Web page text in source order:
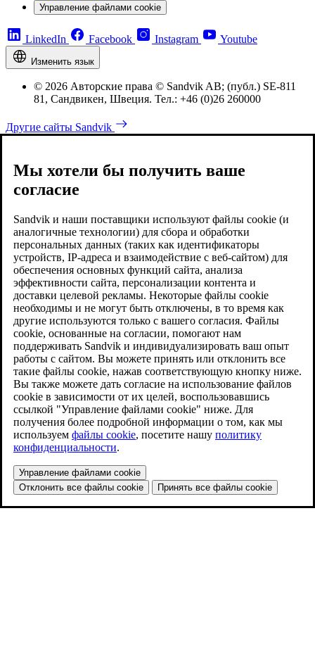
Управление файлами cookie
LinkedIn Facebook Instagram Youtube
Изменить язык
© 2026 Авторские права © Sandvik AB; (публ.) SE-811
81, Сандвикен, Швеция. Тел.: +46 (0)26 260000
Другие сайты Sandvik
Мы хотели бы получить ваше
согласие
Sandvik и наши поставщики используют файлы cookie (и
аналогичные технологии) для сбора и обработки
персональных данных (таких как идентификаторы
устройств, IP-адреса и взаимодействие с веб-сайтом) для
обеспечения основных функций сайта, анализа
эффективности сайта, персонализации контента и
доставки целевой рекламы. Некоторые файлы cookie
необходимы и не могут быть отключены, в то время как
другие используются только с вашего согласия. Файлы
cookie, основанные на согласии, помогают нам
поддерживать Sandvik и индивидуализировать ваш опыт
работы с сайтом. Вы можете принять или отклонить все
такие файлы cookie, нажав соответствующую кнопку ниже.
Вы также можете дать согласие на использование файлов
cookie в зависимости от их целей, воспользовавшись
ссылкой "Управление файлами cookie" ниже. Для
получения более подробной информации о том, как мы
используем файлы cookie, посетите нашу политику
конфиденциальности.
Управление файлами cookie
Отклонить все файлы cookie
Принять все файлы cookie